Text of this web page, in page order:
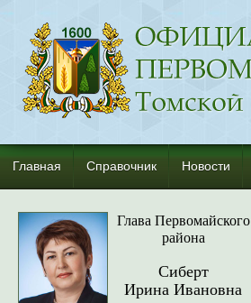
Главная Справочник Новости
Глава Первомайского
района
Сиберт
Ирина Ивановна